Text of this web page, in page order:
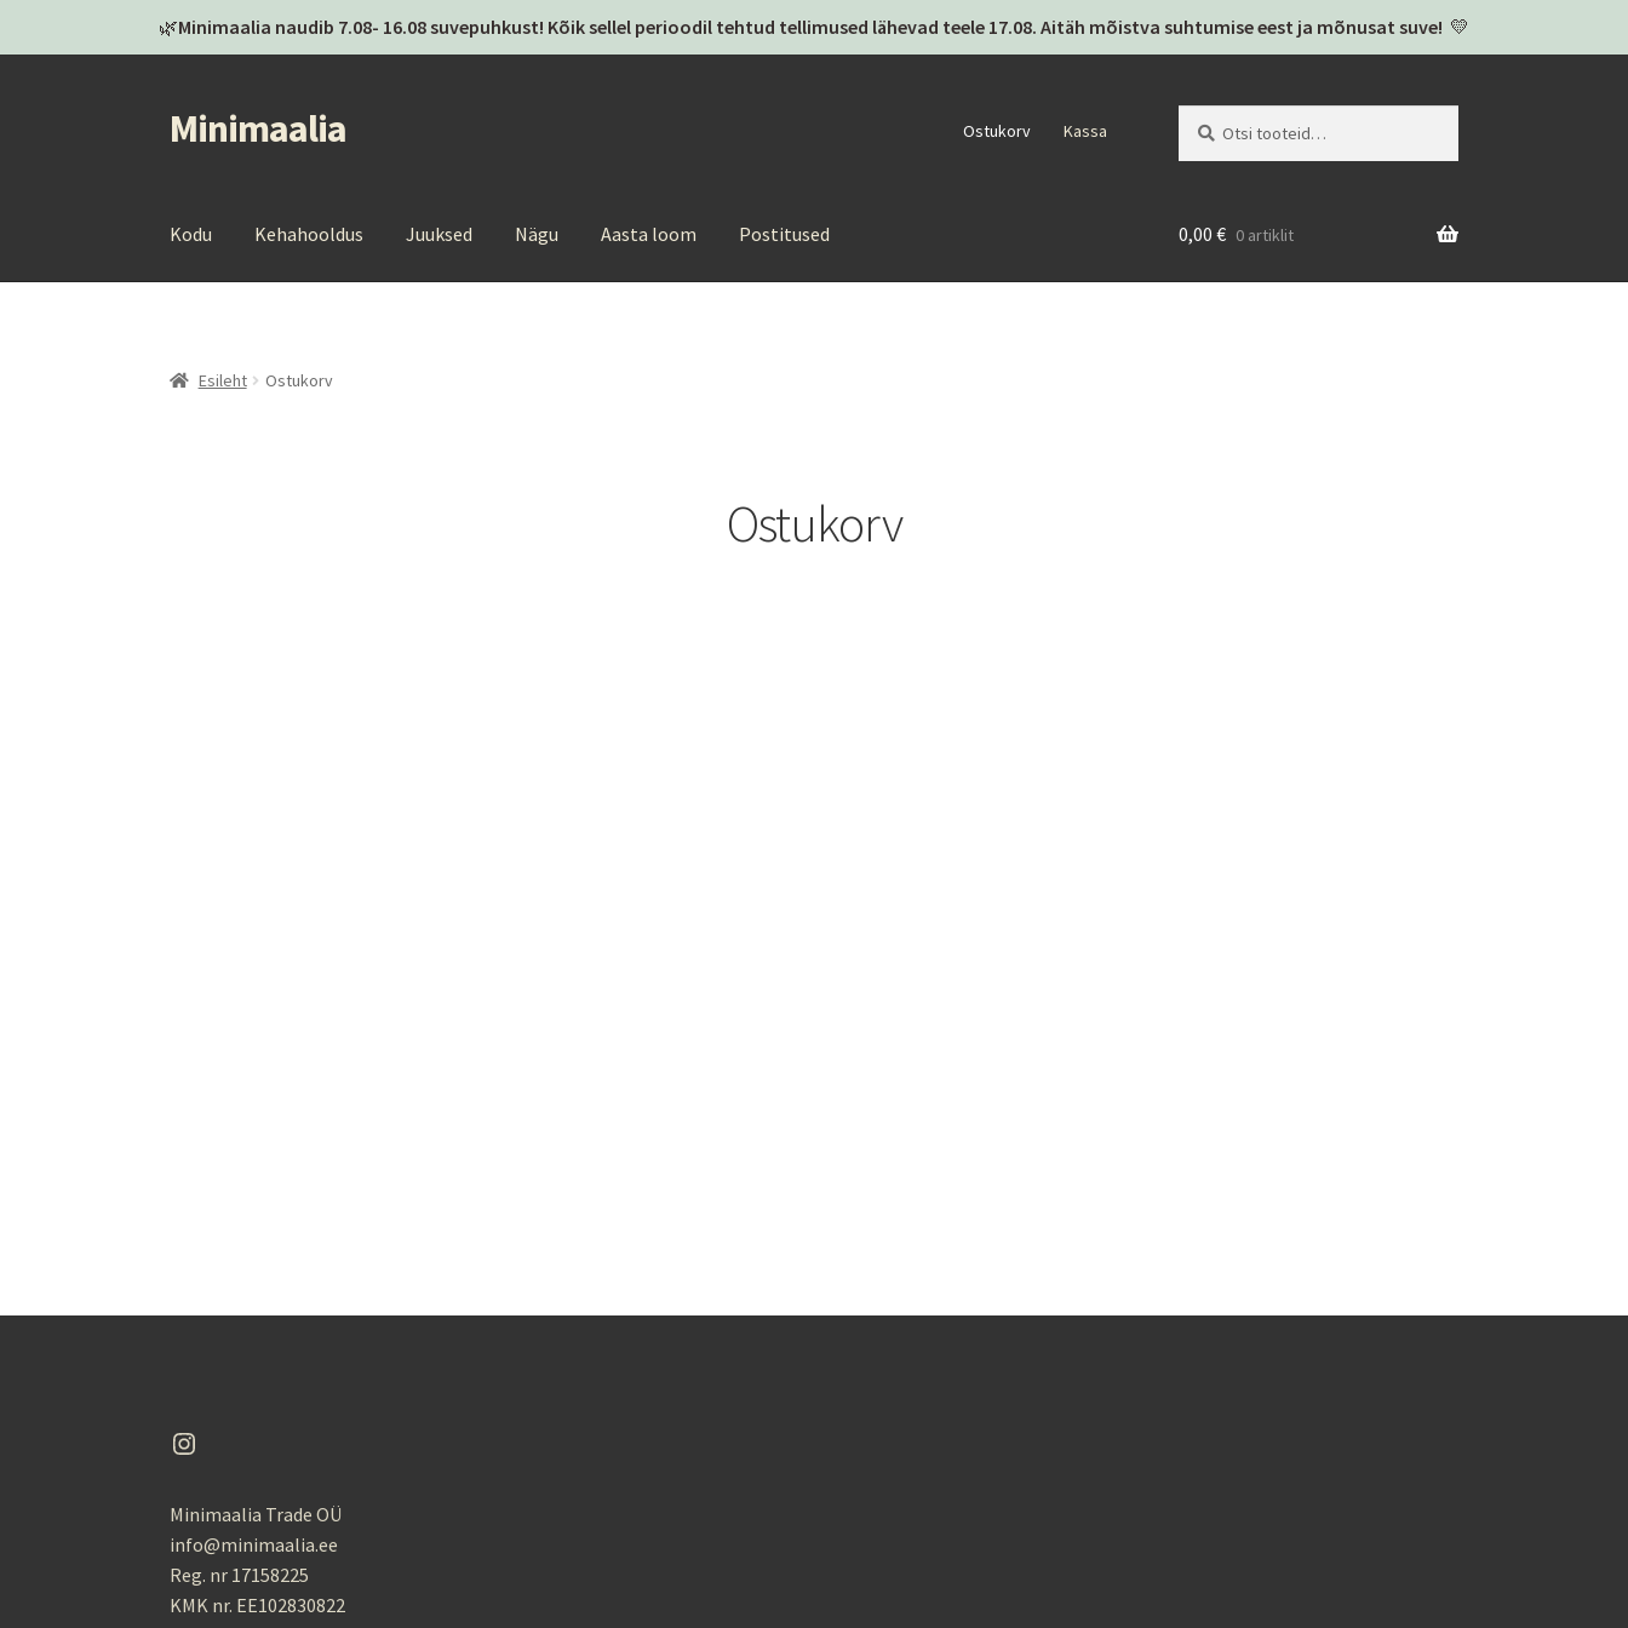
🌿Minimaalia naudib 7.08- 16.08 suvepuhkust! Kõik sellel perioodil tehtud tellimused lähevad teele 17.08. Aitäh mõistva suhtumise eest ja mõnusat suve! 💛
Liigu
navigeerimisele
Liigu
sisu
Minimaalia Ostukorv Kassa
Kodu Kehahooldus Juuksed Nägu Aasta loom Postitused 0,00 € 0 artiklit
Esileht Ostukorv
Ostukorv
Instagram
Minimaalia Trade OÜ
info@minimaalia.ee
Reg. nr 17158225
KMK nr. EE102830822